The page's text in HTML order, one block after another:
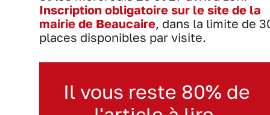
Inscription obligatoire sur le site de la
mairie de Beaucaire, dans la limite de
places disponibles par visite.
Il vous reste 80% de